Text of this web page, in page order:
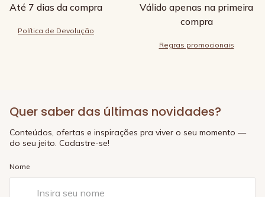
Até 7 dias da compra
Política de Devolução
Válido apenas na primeira
compra
Regras promocionais
Quer saber das últimas novidades?
Conteúdos, ofertas e inspirações pra viver o seu momento —
do seu jeito. Cadastre-se!
Nome